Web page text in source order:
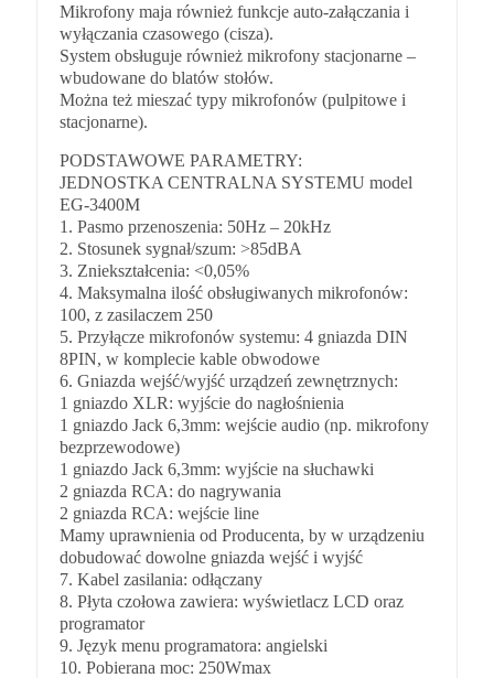
Mikrofony maja również funkcje auto-załączania i
wyłączania czasowego (cisza).
System obsługuje również mikrofony stacjonarne –
wbudowane do blatów stołów.
Można też mieszać typy mikrofonów (pulpitowe i
stacjonarne).
PODSTAWOWE PARAMETRY:
JEDNOSTKA CENTRALNA SYSTEMU model
EG-3400M
1. Pasmo przenoszenia: 50Hz – 20kHz
2. Stosunek sygnał/szum: >85dBA
3. Zniekształcenia: <0,05%
4. Maksymalna ilość obsługiwanych mikrofonów:
100, z zasilaczem 250
5. Przyłącze mikrofonów systemu: 4 gniazda DIN
8PIN, w komplecie kable obwodowe
6. Gniazda wejść/wyjść urządzeń zewnętrznych:
1 gniazdo XLR: wyjście do nagłośnienia
1 gniazdo Jack 6,3mm: wejście audio (np. mikrofony
bezprzewodowe)
1 gniazdo Jack 6,3mm: wyjście na słuchawki
2 gniazda RCA: do nagrywania
2 gniazda RCA: wejście line
Mamy uprawnienia od Producenta, by w urządzeniu
dobudować dowolne gniazda wejść i wyjść
7. Kabel zasilania: odłączany
8. Płyta czołowa zawiera: wyświetlacz LCD oraz
programator
9. Język menu programatora: angielski
10. Pobierana moc: 250Wmax